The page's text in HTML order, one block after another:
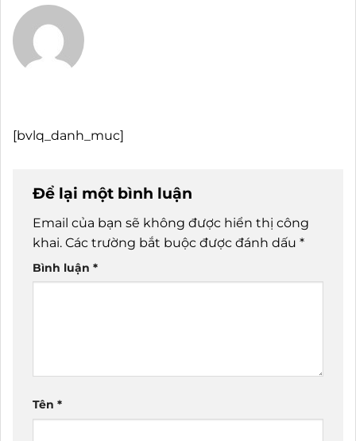
[bvlq_danh_muc]
Để lại một bình luận
Email của bạn sẽ không được hiển thị công
khai. Các trường bắt buộc được đánh dấu *
Bình luận *
Tên *